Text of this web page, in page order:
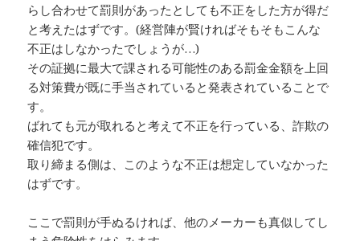
らし合わせて罰則があったとしても不正をした方が得だ
と考えたはずです。(経営陣が賢ければそもそもこんな
不正はしなかったでしょうが…)
その証拠に最大で課される可能性のある罰金金額を上回
る対策費が既に手当されていると発表されていることで
す。
ばれても元が取れると考えて不正を行っている、詐欺の
確信犯です。
取り締まる側は、このような不正は想定していなかった
はずです。
ここで罰則が手ぬるければ、他のメーカーも真似してし